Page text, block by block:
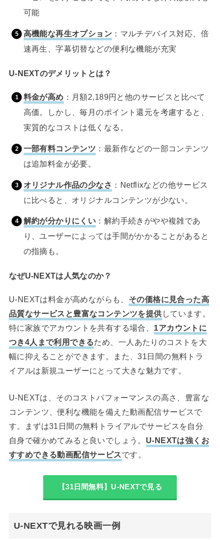
可能
高機能な再生オプション ：マルチデバイス対応、倍
速再生、字幕切替などの便利な機能が充実
U-NEXTのデメリットとは？
料金が高め ：月額2,189円と他のサービスと比べて
高価。しかし、毎月のポイント還元を考慮すると、
実質的なコストは低くなる。
一部有料コンテンツ ：最新作などの一部コンテンツ
は追加料金が必要。
オリジナル作品の少なさ ：Netflixなどの他サービス
に比べると、オリジナルコンテンツが少ない。
解約が分かりにくい ：解約手続きがやや複雑であ
り、ユーザーによっては手間がかかることがあると
の指摘も。
なぜU-NEXTは人気なのか？
U-NEXTは料金が高めながらも、 その価格に見合った高
品質なサービスと豊富なコンテンツを提供 しています。
特に家族でアカウントを共有する場合、 1アカウントに
つき4人まで利用できるため、一人あたりのコストを大
幅に抑えることができます。また、31日間の無料トラ
イアルは新規ユーザーにとって大きな魅力です。
U-NEXTは、そのコストパフォーマンスの高さ、豊富な
コンテンツ、便利な機能を備えた動画配信サービスで
す。まずは31日間の無料トライアルでサービスを自分
自身で確かめてみると良いでしょう。 U-NEXTは強くお
すすめできる動画配信サービスです。
【31日間無料】U-NEXTで見る
U-NEXTで見れる映画一例